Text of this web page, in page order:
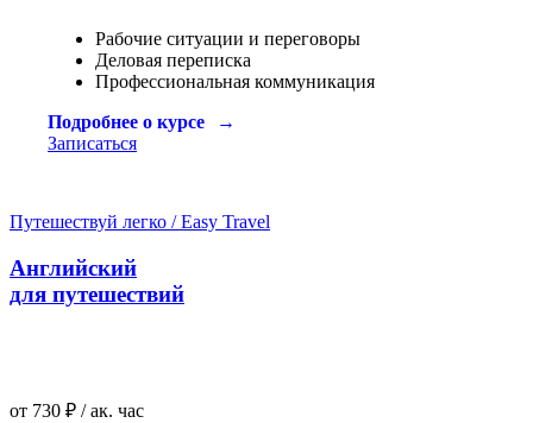
Рабочие ситуации и переговоры
Деловая переписка
Профессиональная коммуникация
Подробнее о курсе
Записаться
Путешествуй легко / Easy Travel
Английский
для путешествий
от 730 ₽ / ак. час